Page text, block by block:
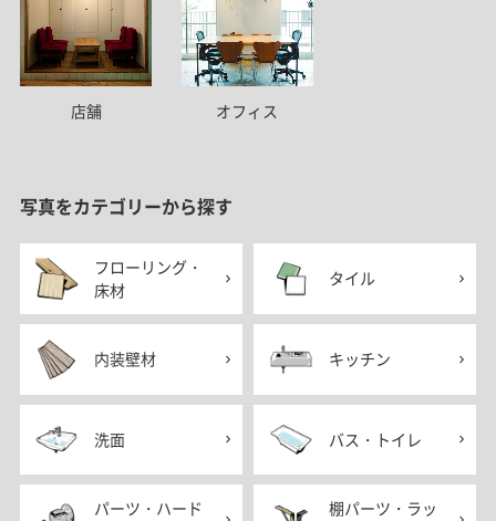
店舗 オフィス
写真をカテゴリーから探す
フローリング・
床材
タイル
内装壁材 キッチン
洗面 バス・トイレ
パーツ・ハード
棚パーツ・ラッ